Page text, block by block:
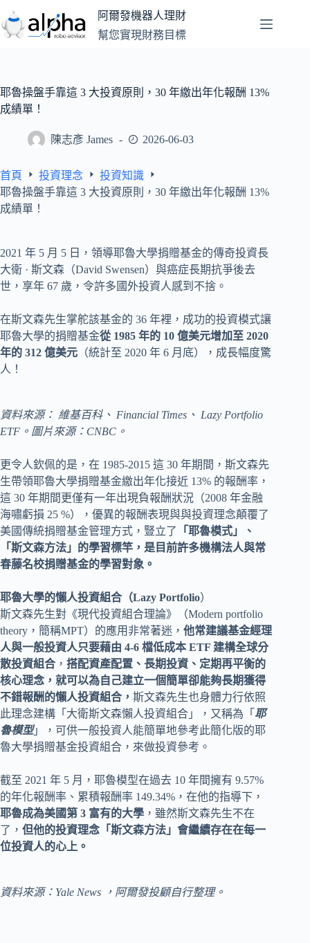
至
主
容
阿爾發機器人理財
幫您實現財務目標
耶魯操盤手靠這 3 大投資原則，30 年繳出年化報酬 13%
成績單！
陳志彥 James 2026-06-03
首頁 投資理念
投資知識
耶魯操盤手靠這 3 大投資原則，30 年繳出年化報酬 13%
成績單！
2021 年 5 月 5 日，領導耶魯大學捐贈基金的傳奇投資長
大衛 · 斯文森（David Swensen）與癌症長期抗爭後去
世，享年 67 歲，令許多國外投資人感到不捨。
在斯文森先生掌舵該基金的 36 年裡，成功的投資模式讓
耶魯大學的捐贈基金從 1985 年的 10 億美元增加至 2020
年的 312 億美元 （統計至 2020 年 6 月底），成長幅度驚
人！
資料來源： 維基百科、 Financial Times、 Lazy Portfolio
ETF。圖片來源：CNBC。
更令人欽佩的是，在 1985-2015 這 30 年期間，斯文森先
生帶領耶魯大學捐贈基金繳出年化接近 13% 的報酬率，
這 30 年期間更僅有一年出現負報酬狀況（2008 年金融
海嘯虧損 25 %），優異的報酬表現與與投資理念顛覆了
美國傳統捐贈基金管理方式，豎立了
「耶魯模式」、
「斯文森方法」的學習標竿，是目前許多機構法人與常
春藤名校捐贈基金的學習對象。
耶魯大學的懶人投資組合（Lazy Portfolio）
斯文森先生對《現代投資組合理論》（Modern portfolio
theory，簡稱MPT）的應用非常著迷， 他常建議基金經理
人與一般投資人只要藉由 4-6 檔低成本 ETF 建構全球分
散投資組合 ， 搭配資產配置、長期投資、定期再平衡的
核心理念，就可以為自己建立一個簡單卻能夠長期獲得
不錯報酬的懶人投資組合， 斯文森先生也身體力行依照
此理念建構「大衛斯文森懶人投資組合」，又稱為「 耶
魯模型」，可供一般投資人能簡單地參考此簡化版的耶
魯大學捐贈基金投資組合，來做投資參考。
截至 2021 年 5 月，耶魯模型在過去 10 年間擁有 9.57%
的年化報酬率、累積報酬率 149.34%，在他的指導下，
耶魯成為美國第 3 富有的大學 ，雖然斯文森先生不在
了， 但他的投資理念「斯文森方法」會繼續存在在每一
位投資人的心上。
資料來源：Yale News ，阿爾發投顧自行整理。